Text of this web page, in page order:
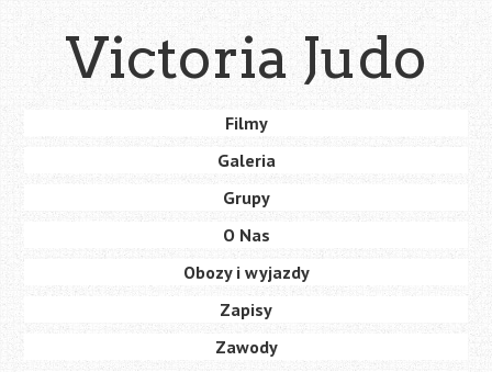
content
Victoria Judo
content
Filmy
Galeria
Grupy
O Nas
Obozy i wyjazdy
Zapisy
Zawody